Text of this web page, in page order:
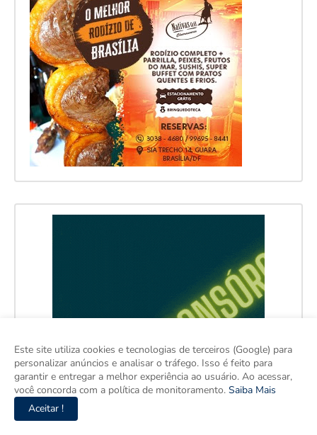
Este site utiliza cookies e tecnologias de terceiros (Google) para
personalizar anúncios e analisar o tráfego. Isso é feito para
garantir e entregar a melhor experiência ao usuário. Ao acessar,
você concorda com a política de monitoramento. Saiba Mais
Aceitar !